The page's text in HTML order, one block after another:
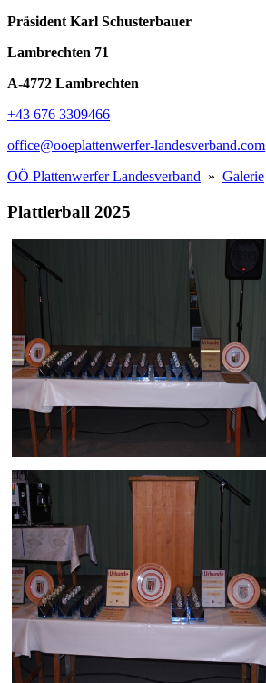
Präsident Karl Schusterbauer
Lambrechten 71
A-4772 Lambrechten
+43 676 3309466
office@ooeplattenwerfer-landesverband.com
OÖ Plattenwerfer Landesverband » Galerie
Plattlerball 2025